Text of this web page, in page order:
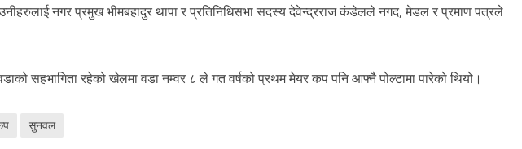
नगर प्रमुख भीमबहादुर थापा र प्रतिनिधिसभा सदस्य देवेन्द्रराज कंडेलले नगद, मेडल र प्रमाण पत्रले
सहभागिता रहेको खेलमा वडा नम्वर ८ ले गत वर्षको प्रथम मेयर कप पनि आफ्नै पोल्टामा पारेको थियो।
सुनवल